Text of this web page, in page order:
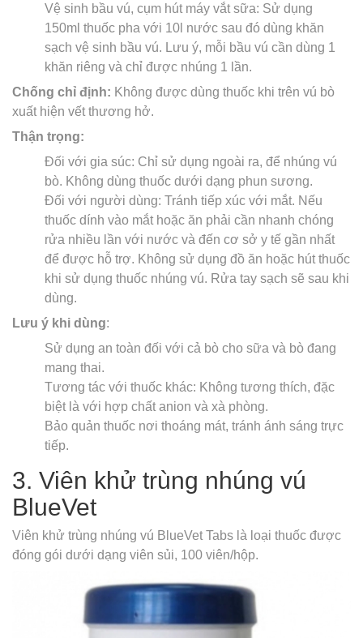
Vệ sinh bầu vú, cụm hút máy vắt sữa: Sử dụng
150ml thuốc pha với 10l nước sau đó dùng khăn
sạch vệ sinh bầu vú. Lưu ý, mỗi bầu vú cần dùng 1
khăn riêng và chỉ được nhúng 1 lần.
Chống chỉ định: Không được dùng thuốc khi trên vú bò
xuất hiện vết thương hở.
Thận trọng:
Đối với gia súc: Chỉ sử dụng ngoài ra, để nhúng vú
bò. Không dùng thuốc dưới dạng phun sương.
Đối với người dùng: Tránh tiếp xúc với mắt. Nếu
thuốc dính vào mắt hoặc ăn phải cần nhanh chóng
rửa nhiều lần với nước và đến cơ sở y tế gần nhất
để được hỗ trợ. Không sử dụng đồ ăn hoặc hút thuốc
khi sử dụng thuốc nhúng vú. Rửa tay sạch sẽ sau khi
dùng.
Lưu ý khi dùng:
Sử dụng an toàn đối với cả bò cho sữa và bò đang
mang thai.
Tương tác với thuốc khác: Không tương thích, đặc
biệt là với hợp chất anion và xà phòng.
Bảo quản thuốc nơi thoáng mát, tránh ánh sáng trực
tiếp.
3. Viên khử trùng nhúng vú
BlueVet
Viên khử trùng nhúng vú BlueVet Tabs là loại thuốc được
đóng gói dưới dạng viên sủi, 100 viên/hộp.